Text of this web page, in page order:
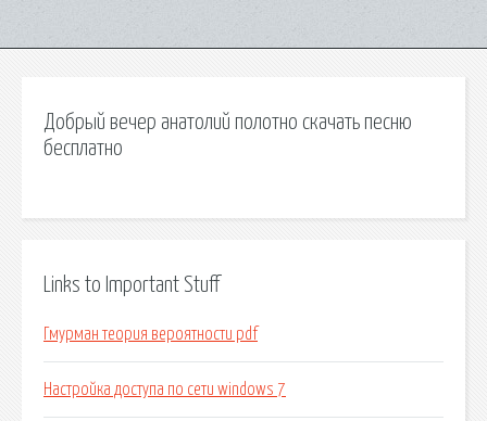
Добрый вечер анатолий полотно скачать песню
бесплатно
Links to Important Stuff
Гмурман теория вероятности pdf
Настройка доступа по сети windows 7